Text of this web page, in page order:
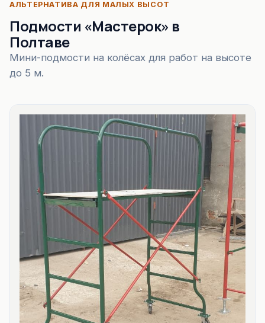
АЛЬТЕРНАТИВА ДЛЯ МАЛЫХ ВЫСОТ
Подмости «Мастерок» в
Полтаве
Мини-подмости на колёсах для работ на высоте
до 5 м.